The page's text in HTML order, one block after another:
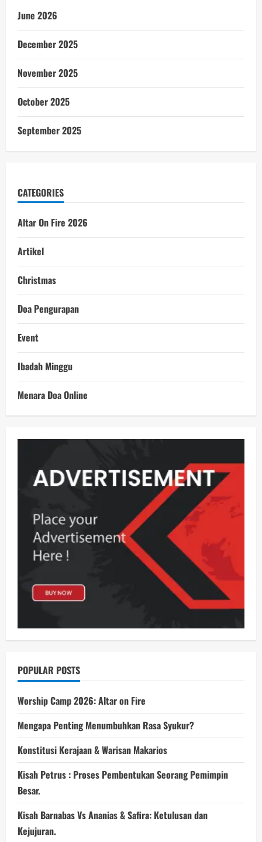
June 2026
December 2025
November 2025
October 2025
September 2025
CATEGORIES
Altar On Fire 2026
Artikel
Christmas
Doa Pengurapan
Event
Ibadah Minggu
Menara Doa Online
POPULAR POSTS
Worship Camp 2026: Altar on Fire
Mengapa Penting Menumbuhkan Rasa Syukur?
Konstitusi Kerajaan & Warisan Makarios
Kisah Petrus : Proses Pembentukan Seorang Pemimpin
Besar.
Kisah Barnabas Vs Ananias & Safira: Ketulusan dan
Kejujuran.